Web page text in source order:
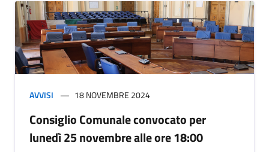
AVVISI 18 NOVEMBRE 2024
Consiglio Comunale convocato per
lunedì 25 novembre alle ore 18:00